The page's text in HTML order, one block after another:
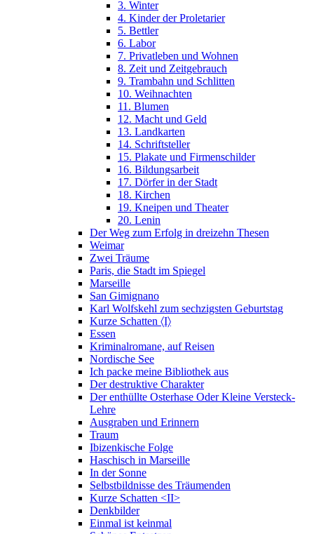
3. Winter
4. Kinder der Proletarier
5. Bettler
6. Labor
7. Privatleben und Wohnen
8. Zeit und Zeitgebrauch
9. Trambahn und Schlitten
10. Weihnachten
11. Blumen
12. Macht und Geld
13. Landkarten
14. Schriftsteller
15. Plakate und Firmenschilder
16. Bildungsarbeit
17. Dörfer in der Stadt
18. Kirchen
19. Kneipen und Theater
20. Lenin
Der Weg zum Erfolg in dreizehn Thesen
Weimar
Zwei Träume
Paris, die Stadt im Spiegel
Marseille
San Gimignano
Karl Wolfskehl zum sechzigsten Geburtstag
Kurze Schatten 〈I〉
Essen
Kriminalromane, auf Reisen
Nordische See
Ich packe meine Bibliothek aus
Der destruktive Charakter
Der enthüllte Osterhase Oder Kleine Versteck-
Lehre
Ausgraben und Erinnern
Traum
Ibizenkische Folge
Haschisch in Marseille
In der Sonne
Selbstbildnisse des Träumenden
Kurze Schatten <II>
Denkbilder
Einmal ist keinmal